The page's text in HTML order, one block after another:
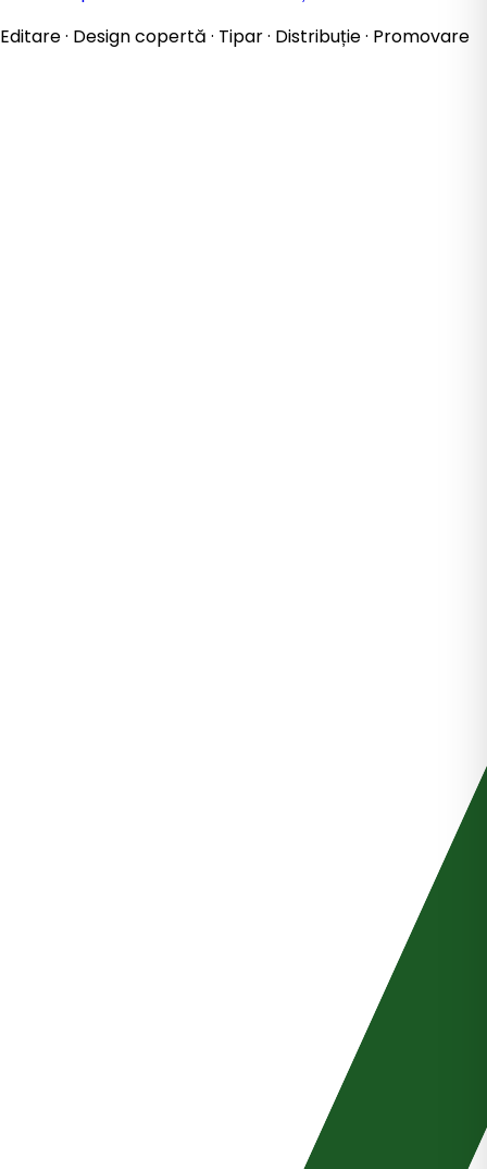
Editare · Design copertă · Tipar · Distribuție · Promovare